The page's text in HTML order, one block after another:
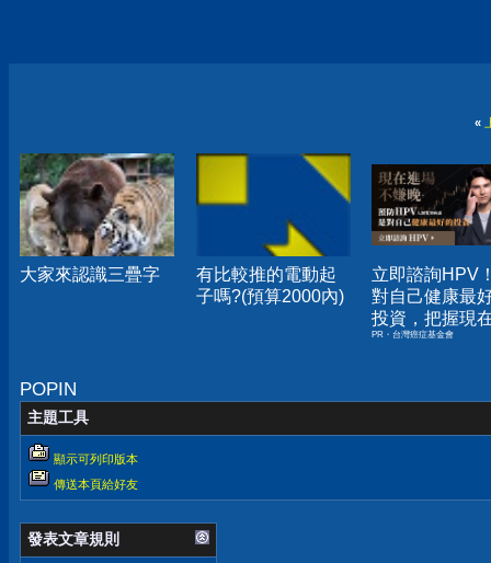
«
大家來認識三疊字
有比較推的電動起
子嗎?(預算2000內)
立即諮詢HPV
對自己健康最
投資，把握現
嫌晚！
PR・台灣癌症基金會
POPIN
主題工具
顯示可列印版本
傳送本頁給好友
發表文章規則